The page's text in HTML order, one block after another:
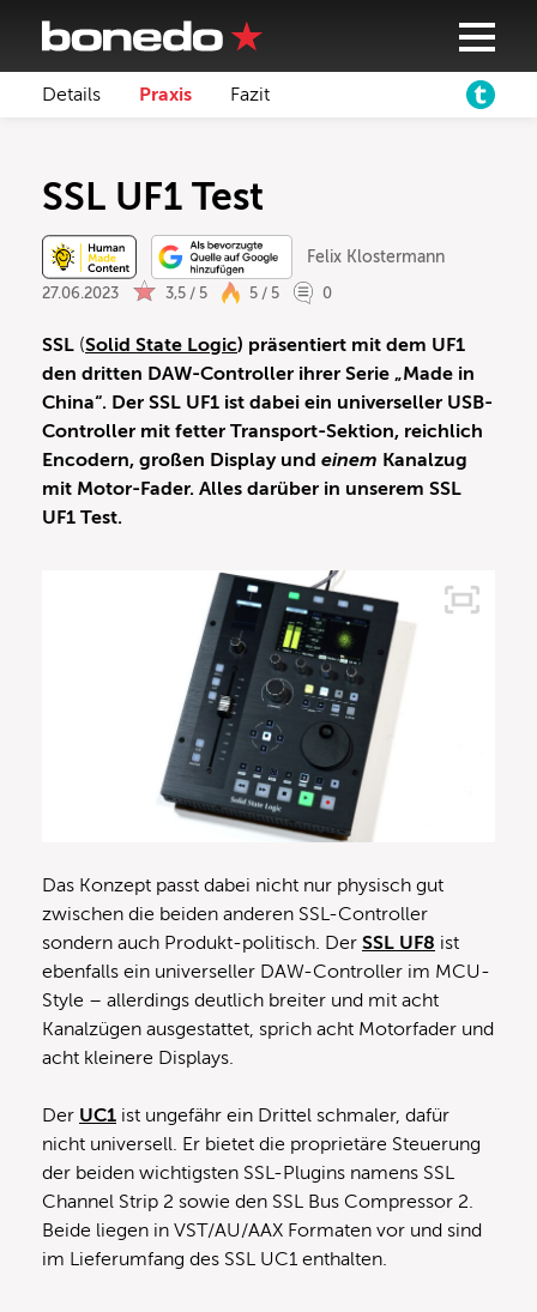
Details Praxis Fazit
SSL UF1 Test
Felix Klostermann
27.06.2023 3,5 / 5 5 / 5 0
SSL (Solid State Logic) präsentiert mit dem UF1
den dritten DAW-Controller ihrer Serie „Made in
China“. Der SSL UF1 ist dabei ein universeller USB-
Controller mit fetter Transport-Sektion, reichlich
Encodern, großen Display und einem Kanalzug
mit Motor-Fader. Alles darüber in unserem SSL
UF1 Test.
Das Konzept passt dabei nicht nur physisch gut
zwischen die beiden anderen SSL-Controller
sondern auch Produkt-politisch. Der SSL UF8 ist
ebenfalls ein universeller DAW-Controller im MCU-
Style – allerdings deutlich breiter und mit acht
Kanalzügen ausgestattet, sprich acht Motorfader und
acht kleinere Displays.
Der UC1 ist ungefähr ein Drittel schmaler, dafür
nicht universell. Er bietet die proprietäre Steuerung
der beiden wichtigsten SSL-Plugins namens SSL
Channel Strip 2 sowie den SSL Bus Compressor 2.
Beide liegen in VST/AU/AAX Formaten vor und sind
im Lieferumfang des SSL UC1 enthalten.